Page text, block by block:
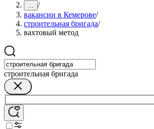
... /
вакансии в Кемерове/
строительная бригада/
вахтовый метод
строительная бригада